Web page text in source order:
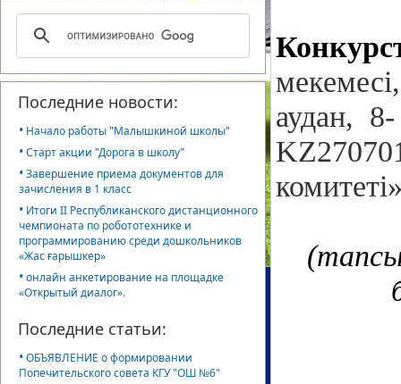
Последние новости:
• Начало работы "Малышкиной школы"
•Старт акции "Дорога в школу"
•Завершение приема документов для
зачисления в 1 класс
• Итоги II Республиканского дистанционного
чемпионата по робототехнике и
программированию среди дошкольников
«Жас ғарышкер»
•онлайн анкетирование на площадке
«Открытый диалог».
Последние статьи:
•ОБЪЯВЛЕНИЕ о формировании
Попечительского совета КГУ "ОШ №6"
аудан,